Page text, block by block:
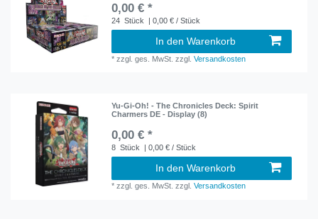
0,00 € *
24 Stück | 0,00 € / Stück
In den Warenkorb
*zzgl. ges. MwSt. zzgl.Versandkosten
Yu-Gi-Oh! - The Chronicles Deck: Spirit
Charmers DE - Display (8)
0,00 € *
8 Stück | 0,00 € / Stück
In den Warenkorb
*zzgl. ges. MwSt. zzgl.Versandkosten